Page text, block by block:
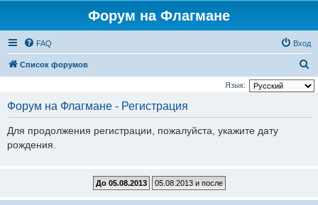
Форум на Флагмане
FAQ Вход
Список форумов
о
Язык:
Форум на Флагмане - Регистрация
Для продолжения регистрации, пожалуйста, укажите дату
рождения.